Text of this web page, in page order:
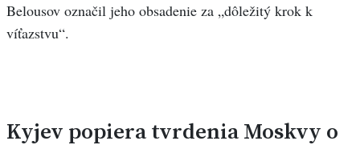
Belousov označil jeho obsadenie za „dôležitý krok k
víťazstvu“.
Kyjev popiera tvrdenia Moskvy o